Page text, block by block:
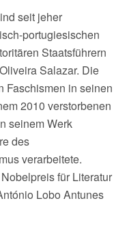
seit jeher
portugiesischen
Staatsführern
Salazar. Die
Faschismen in seinen
2010 verstorbenen
seinem Werk
des
verarbeitete.
für Literatur
Lobo Antunes